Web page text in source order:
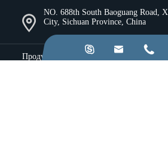
NO. 688th South Baoguang Road,
City, Sichuan Province, China
Продукты
  